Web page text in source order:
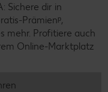
Sichere dir in
Prämienᵖ,
mehr. Profitiere auch
Online-Marktplatz